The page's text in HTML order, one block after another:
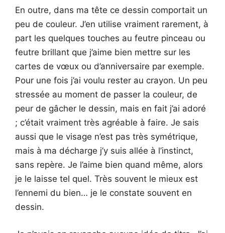
En outre, dans ma tête ce dessin comportait un
peu de couleur. J’en utilise vraiment rarement, à
part les quelques touches au feutre pinceau ou
feutre brillant que j’aime bien mettre sur les
cartes de vœux ou d’anniversaire par exemple.
Pour une fois j’ai voulu rester au crayon. Un peu
stressée au moment de passer la couleur, de
peur de gâcher le dessin, mais en fait j’ai adoré
; c’était vraiment très agréable à faire. Je sais
aussi que le visage n’est pas très symétrique,
mais à ma décharge j’y suis allée à l’instinct,
sans repère. Je l’aime bien quand même, alors
je le laisse tel quel. Très souvent le mieux est
l’ennemi du bien… je le constate souvent en
dessin.